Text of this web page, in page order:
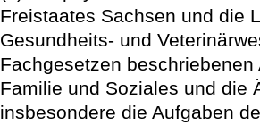
Freistaates Sachsen und die
Gesundheits- und
Fachgesetzen
Familie und Soziales und die
insbesondere die Aufgaben